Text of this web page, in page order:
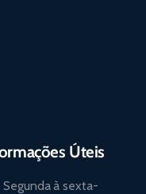
Úteis
Segunda à sexta-